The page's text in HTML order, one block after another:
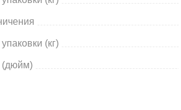
(кг)
(дюйм)